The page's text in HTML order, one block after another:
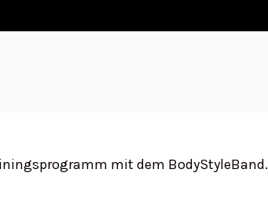
mit dem BodyStyleBand.